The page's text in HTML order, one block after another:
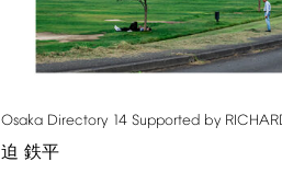
Osaka Directory 14 Supported by
迫 鉄平